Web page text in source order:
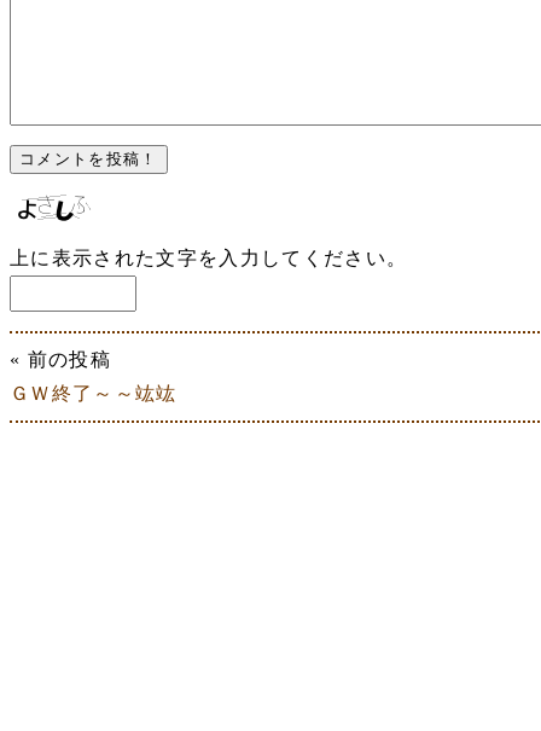
上に表示された文字を入力してください。
« 前の投稿
ＧＷ終了～～竑竑